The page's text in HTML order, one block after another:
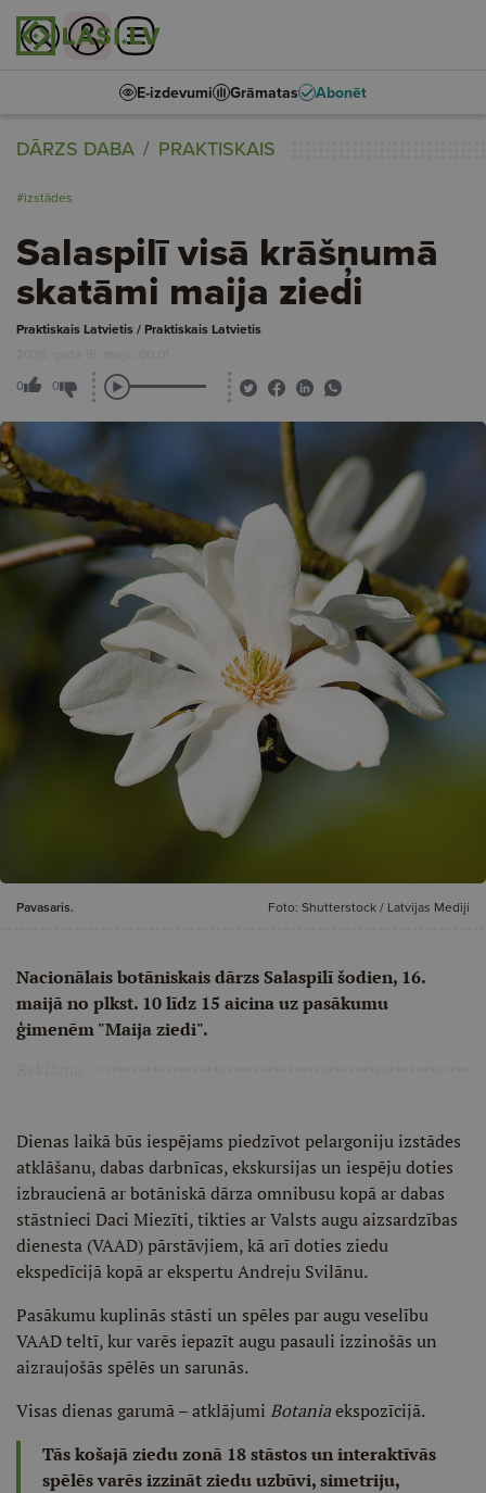
E-izdevumi Grāmatas Abonēt
DĀRZS DABA PRAKTISKAIS
#izstādes
Salaspilī visā krāšņumā
skatāmi maija ziedi
Praktiskais Latvietis / Praktiskais Latvietis
2026. gada 16. maijs, 00:01
0 0
Pavasaris. Foto: Shutterstock / Latvijas Mediji
Nacionālais botāniskais dārzs Salaspilī šodien, 16.
maijā no plkst. 10 līdz 15 aicina uz pasākumu
ģimenēm "Maija ziedi".
Dienas laikā būs iespējams piedzīvot pelargoniju izstādes
atklāšanu, dabas darbnīcas, ekskursijas un iespēju doties
izbraucienā ar botāniskā dārza omnibusu kopā ar dabas
stāstnieci Daci Miezīti, tikties ar Valsts augu aizsardzības
dienesta (VAAD) pārstāvjiem, kā arī doties ziedu
ekspedīcijā kopā ar ekspertu Andreju Svilānu.
Pasākumu kuplinās stāsti un spēles par augu veselību
VAAD teltī, kur varēs iepazīt augu pasauli izzinošās un
aizraujošās spēlēs un sarunās.
Visas dienas garumā – atklājumi Botaniaekspozīcijā.
Tās košajā ziedu zonā 18 stāstos un interaktīvās
spēlēs varēs izzināt ziedu uzbūvi, simetriju,